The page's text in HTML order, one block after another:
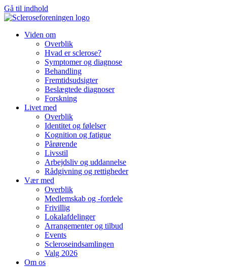
Gå til indhold
Viden om
Overblik
Hvad er sclerose?
Symptomer og diagnose
Behandling
Fremtidsudsigter
Beslægtede diagnoser
Forskning
Livet med
Overblik
Identitet og følelser
Kognition og fatigue
Pårørende
Livsstil
Arbejdsliv og uddannelse
Rådgivning og rettigheder
Vær med
Overblik
Medlemskab og -fordele
Frivillig
Lokalafdelinger
Arrangementer og tilbud
Events
Scleroseindsamlingen
Valg 2026
Om os